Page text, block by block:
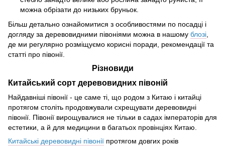
можна обрізати до низьких бруньок.
Більш детально ознайомитися з особливостями по посадці і
догляду за деревовидними півоніями можна в нашому блозі
де ми регулярно розміщуємо корисні поради, рекомендації та
статті про півонії.
Різновиди
Китайський сорт деревовидних півоній
Найдавніші півонії - це саме ті, що родом з Китаю і китайці
протягом століть продовжували схрещувати деревовидні
півонії. Півонії вирощувалися не тільки в садах імператорів для
естетики, а й для медицини в багатьох провінціях Китаю.
Китайські деревовидні півонії протягом довгих років